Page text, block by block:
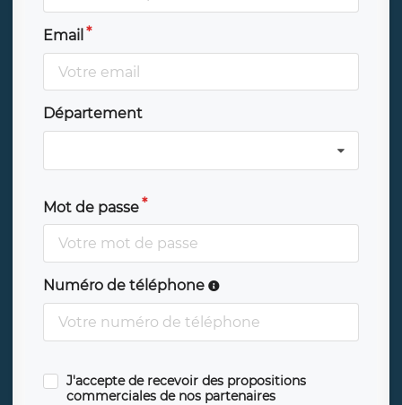
Email
Département
Mot de passe
Numéro de téléphone
J'accepte de recevoir des propositions
commerciales de nos partenaires